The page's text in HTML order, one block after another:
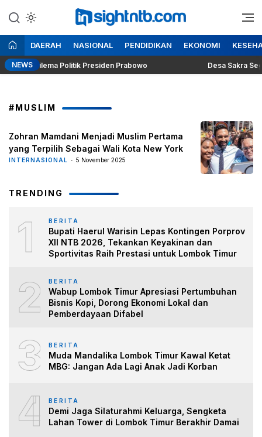
ke
konten
Insight NTB
Berita Seputar NTB
DAERAH NASIONAL PENDIDIKAN EKONOMI
NEWS
Dilema Politik Presiden Prabowo Desa Sakra
#MUSLIM
Zohran Mamdani Menjadi Muslim Pertama
yang Terpilih Sebagai Wali Kota New York
INTERNASIONAL 5 November 2025
TRENDING
1 BERITA
Bupati Haerul Warisin Lepas Kontingen Porprov
XII NTB 2026, Tekankan Keyakinan dan
Sportivitas Raih Prestasi untuk Lombok Timur
2 BERITA
Wabup Lombok Timur Apresiasi Pertumbuhan
Bisnis Kopi, Dorong Ekonomi Lokal dan
Pemberdayaan Difabel
3 BERITA
Muda Mandalika Lombok Timur Kawal Ketat
MBG: Jangan Ada Lagi Anak Jadi Korban
4 BERITA
Demi Jaga Silaturahmi Keluarga, Sengketa
Lahan Tower di Lombok Timur Berakhir Damai